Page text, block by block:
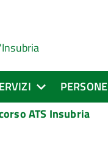
PERSONE
ATS Insubria